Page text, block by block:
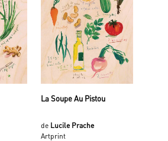
La Soupe Au Pistou
de Lucile Prache
Artprint